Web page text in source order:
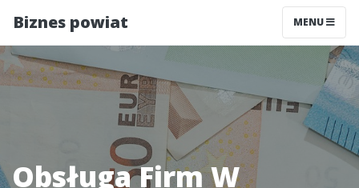
Biznes powiat MENU
Obsługa Firm W